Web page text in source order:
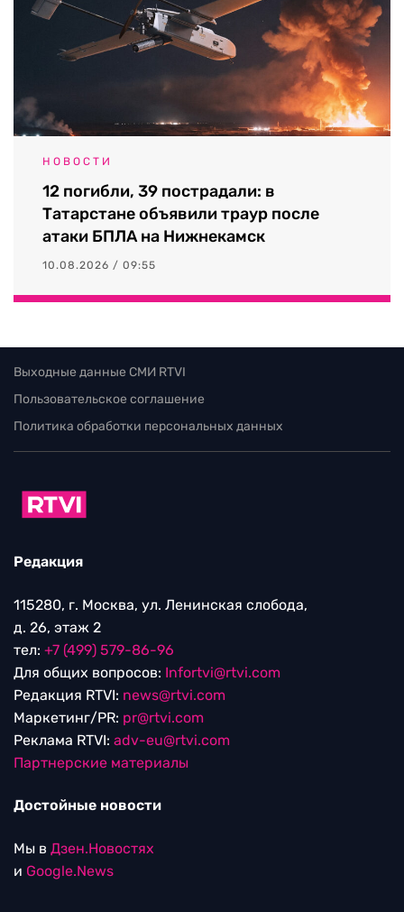
НОВОСТИ
12 погибли, 39 пострадали: в
Татарстане объявили траур после
атаки БПЛА на Нижнекамск
10.08.2026 / 09:55
Выходные данные СМИ RTVI
Пользовательское соглашение
Политика обработки персональных данных
Редакция
115280, г. Москва, ул. Ленинская слобода,
д. 26, этаж 2
тел: +7 (499) 579-86-96
Для общих вопросов: Infortvi@rtvi.com
Редакция RTVI: news@rtvi.com
Маркетинг/PR: pr@rtvi.com
Реклама RTVI: adv-eu@rtvi.com
Партнерские материалы
Достойные новости
Мы в Дзен.Новостях
и Google.News